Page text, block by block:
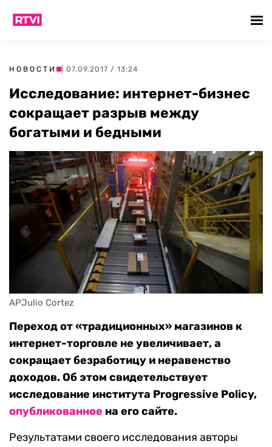
НОВОСТИ | 07.09.2017 / 13:24
Исследование: интернет-бизнес
сокращает разрыв между
богатыми и бедными
APJulio Cortez
Переход от «традиционных» магазинов к
интернет-торговле не увеличивает, а
сокращает безработицу и неравенство
доходов. Об этом свидетельствует
исследование института Progressive Policy,
опубликованное на его сайте.
Результатами своего исследования авторы